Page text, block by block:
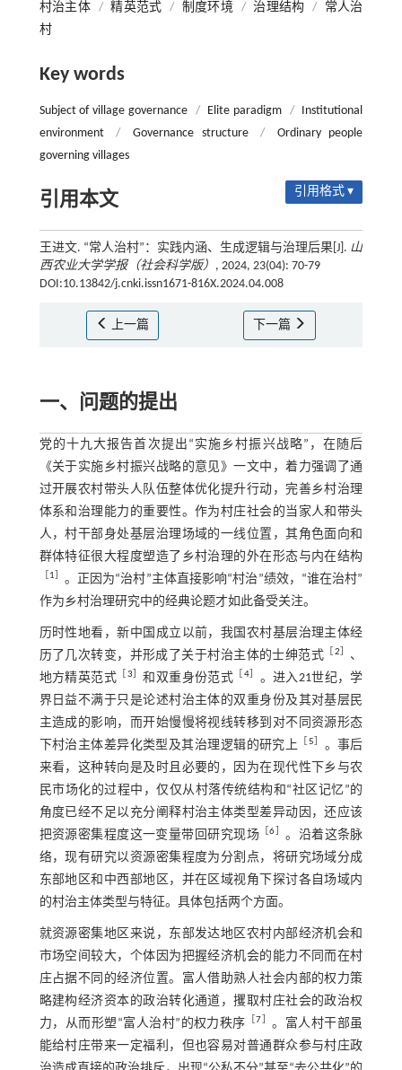
村治主体 / 精英范式 / 制度环境 / 治理结构 /
常人治
村
Key words
Subject of village governance / Elite paradigm /
Institutional
environment
/ Governance structure /
Ordinary people
governing villages
引用本文 引用格式 ▾
王进文. “常人治村”：实践内涵、生成逻辑与治理后果[J]. 山
西农业大学学报（社会科学版） , 2024, 23(04): 70-79
DOI:10.13842/j.cnki.issn1671-816X.2024.04.008
上一篇 下一篇
一、问题的提出
党的十九大报告首次提出“实施乡村振兴战略”，在随后
《关于实施乡村振兴战略的意见》一文中，着力强调了通
过开展农村带头人队伍整体优化提升行动，完善乡村治理
体系和治理能力的重要性。作为村庄社会的当家人和带头
人，村干部身处基层治理场域的一线位置，其角色面向和
群体特征很大程度塑造了乡村治理的外在形态与内在结构
1
。正因为“治村”主体直接影响“村治”绩效，“谁在治村”
作为乡村治理研究中的经典论题才如此备受关注。
历时性地看，新中国成立以前，我国农村基层治理主体经
历了几次转变，并形成了关于村治主体的士绅范式
2
、
地方精英范式
3 ］和双重身份范式 4］ 。进入21世纪，学
界日益不满于只是论述村治主体的双重身份及其对基层民
主造成的影响，而开始慢慢将视线转移到对不同资源形态
下村治主体差异化类型及其治理逻辑的研究上
5
。事后
来看，这种转向是及时且必要的，因为在现代性下乡与农
民市场化的过程中，仅仅从村落传统结构和“社区记忆”的
角度已经不足以充分阐释村治主体类型差异动因，还应该
把资源密集程度这一变量带回研究现场［6
。沿着这条脉
络，现有研究以资源密集程度为分割点，将研究场域分成
东部地区和中西部地区，并在区域视角下探讨各自场域内
的村治主体类型与特征。具体包括两个方面。
就资源密集地区来说，东部发达地区农村内部经济机会和
市场空间较大，个体因为把握经济机会的能力不同而在村
庄占据不同的经济位置。富人借助熟人社会内部的权力策
略建构经济资本的政治转化通道，攫取村庄社会的政治权
力，从而形塑“富人治村”的权力秩序
［7
。富人村干部虽
能给村庄带来一定福利，但也容易对普通群众参与村庄政